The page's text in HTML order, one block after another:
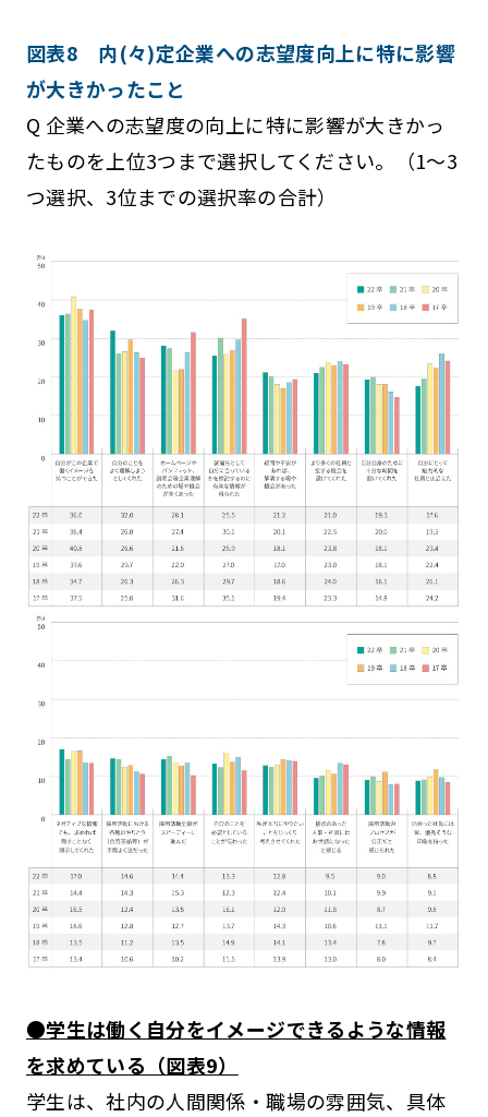
図表8 内(々)定企業への志望度向上に特に影響
が大きかったこと
Q 企業への志望度の向上に特に影響が大きかっ
たものを上位3つまで選択してください。（1～3
つ選択、3位までの選択率の合計）
●学生は働く自分をイメージできるような情報
を求めている（図表9）
学生は、社内の人間関係・職場の雰囲気、具体